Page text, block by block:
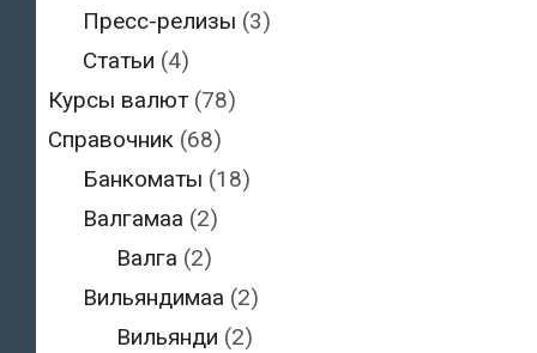
Пресс-релизы (3)
Статьи (4)
Курсы валют (78)
Справочник (68)
Банкоматы (18)
Валгамаа (2)
Валга (2)
Вильяндимаа (2)
Вильянди (2)